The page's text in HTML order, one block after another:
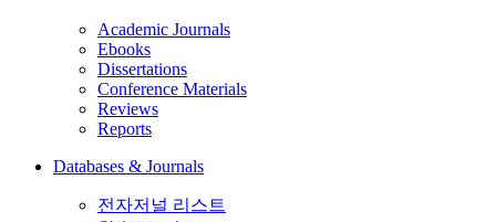
Academic Journals
Ebooks
Dissertations
Conference Materials
Reviews
Reports
Databases & Journals
전자저널 리스트